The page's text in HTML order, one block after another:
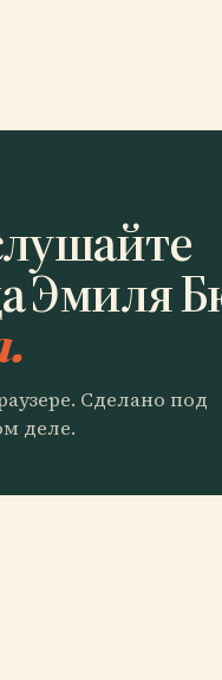
Эмиля
Сделано под
деле.